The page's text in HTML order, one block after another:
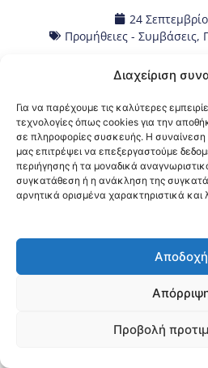
Διαχείριση
Για να παρέχουμε τις καλύτερες
τεχνολογίες όπως cookies για την
σε πληροφορίες συσκευής. Η συναίνεση
μας επιτρέψει να επεξεργαστούμε
περιήγησης ή τα μοναδικά
συγκατάθεση ή η ανάκληση της
αρνητικά ορισμένα χαρακτηριστικά και
Αποδοχή
Προβολή
24
Προμήθειες - Συμβάσεις,
@2026 3ype.gr All
Πολιτική
Θεσσαλονίκη, Ελλάδα Τηλ:
email:
Page Visits: 00036 Website